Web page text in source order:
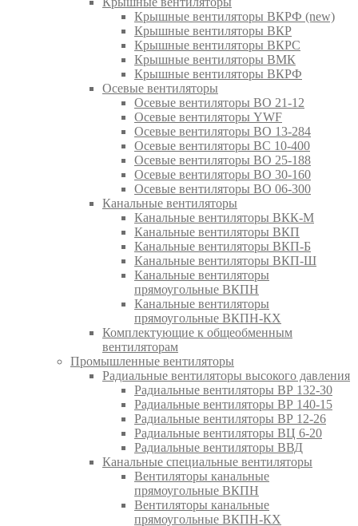
Крышные вентиляторы ВКРФ (new)
Крышные вентиляторы ВКР
Крышные вентиляторы ВКРС
Крышные вентиляторы ВМК
Крышные вентиляторы ВКРФ
Осевые вентиляторы
Осевые вентиляторы ВО 21-12
Осевые вентиляторы YWF
Осевые вентиляторы ВО 13-284
Осевые вентиляторы ВС 10-400
Осевые вентиляторы ВО 25-188
Осевые вентиляторы ВО 30-160
Осевые вентиляторы ВО 06-300
Канальные вентиляторы
Канальные вентиляторы ВКК-М
Канальные вентиляторы ВКП
Канальные вентиляторы ВКП-Б
Канальные вентиляторы ВКП-Ш
Канальные вентиляторы
прямоугольные ВКПН
Канальные вентиляторы
прямоугольные ВКПН-КХ
Комплектующие к общеобменным
вентиляторам
Промышленные вентиляторы
Радиальные вентиляторы высокого давления
Радиальные вентиляторы ВР 132-30
Радиальные вентиляторы ВР 140-15
Радиальные вентиляторы ВР 12-26
Радиальные вентиляторы ВЦ 6-20
Радиальные вентиляторы ВВД
Канальные специальные вентиляторы
Вентиляторы канальные
прямоугольные ВКПН
Вентиляторы канальные
прямоугольные ВКПН-КХ